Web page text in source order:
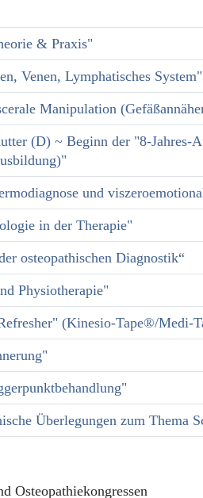
& Praxis"
Venen, Lymphatisches System"
Manipulation
(D) ~ Beginn der "8-Jahres-
und
in der Therapie"
osteopathischen Diagnostik“
Physiotherapie"
(Kinesio-Tape®/Medi-
Überlegungen zum Thema
Osteopathiekongressen